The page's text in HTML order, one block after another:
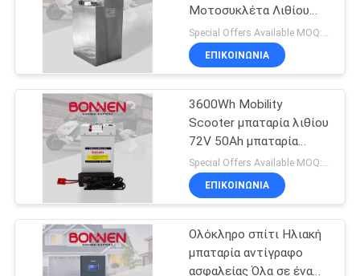
ΕΠΑΦΉ
ΝΈΑ
SITEMAP
ΠΟΛΙΤΙΚΉ
ΑΠΟΡΡΉΤΟΥ
Εμπορική
αποθήκευση
μπαταριών
96V μπαταρία
λιθίου
10
Μοτοσυκλέτα Λιθίου
μπαταρία για ηλεκτρικά
τριποδήλατα
ΕΠΙΚΟΙΝΩΝΊΑ
3600Wh Mobility
Scooter μπαταρία λιθίου
72V 50Ah μπαταρία
λιθίου για ηλεκτρικό
σκούτερ
Special Offers Available MOQ:2 μονάδες
ΕΠΙΚΟΙΝΩΝΊΑ
Ολόκληρο σπίτι Ηλιακή
μπαταρία αντίγραφο
ασφαλείας Όλα σε ένα